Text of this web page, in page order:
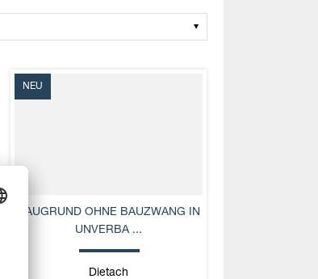
NEU
BAUGRUND OHNE BAUZWANG IN
UNVERBA ...
Dietach